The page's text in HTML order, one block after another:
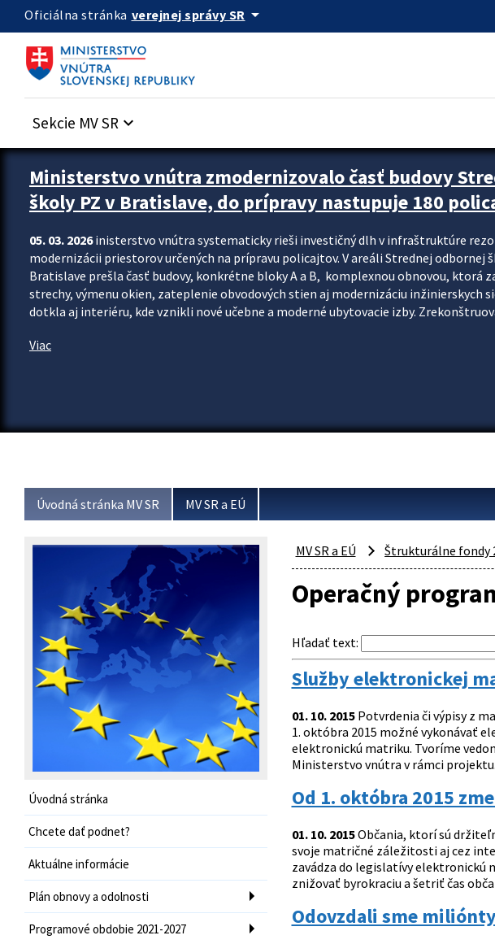
Preskocit na hlavný obsah
Oficiálna stránka verejnej správy SR arrow_drop_down
Sekcie MV SR keyboard_arrow_down
Ministerstvo vnútra zmodernizovalo časť budovy
školy PZ v Bratislave, do prípravy nastupuje 180
05. 03. 2026inisterstvo vnútra systematicky rieši investičný dlh v infraštruktúre
modernizácii priestorov určených na prípravu policajtov. V areáli Strednej odbornej
Bratislave prešla časť budovy, konkrétne bloky A a B, komplexnou obnovou, ktorá
strechy, výmenu okien, zateplenie obvodových stien aj modernizáciu inžinierskych
dotkla aj interiéru, kde vznikli nové učebne a moderné ubytovacie izby.
Viac
Úvodná stránka MV SR MV SR a EÚ
Úvodná stránka
Chcete dať podnet?
Aktuálne informácie
Plán obnovy a odolnosti
Programové obdobie 2021-2027
MV SR a EÚ Štrukturálne fondy
Operačný
Hľadať text:
Služby elektronickej
01. 10. 2015Potvrdenia či výpisy z
1. októbra 2015 možné vykonávať
elektronickú matriku. Tvoríme
Ministerstvo vnútra v rámci
Od 1. októbra 2015
01. 10. 2015Občania, ktorí sú
svoje matričné záležitosti aj cez
zavádza do legislatívy elektronickú
znižovať byrokraciu a šetriť čas
Odovzdali sme